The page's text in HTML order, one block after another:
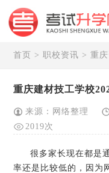
首页 >职校资讯 >重
重庆建材技工学校
来源：网络整理
2019次
很多家长现在都是
率还是比较低的，因为